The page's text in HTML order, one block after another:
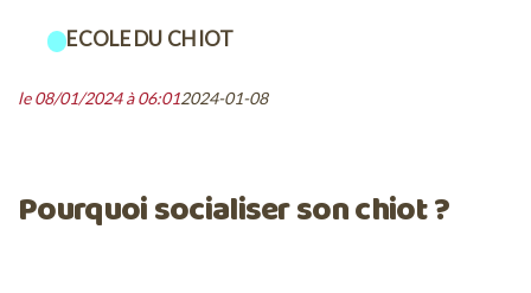
ECOLE DU CHIOT
le 08/01/2024 à 06:012024-01-08
Pourquoi socialiser son chiot ?